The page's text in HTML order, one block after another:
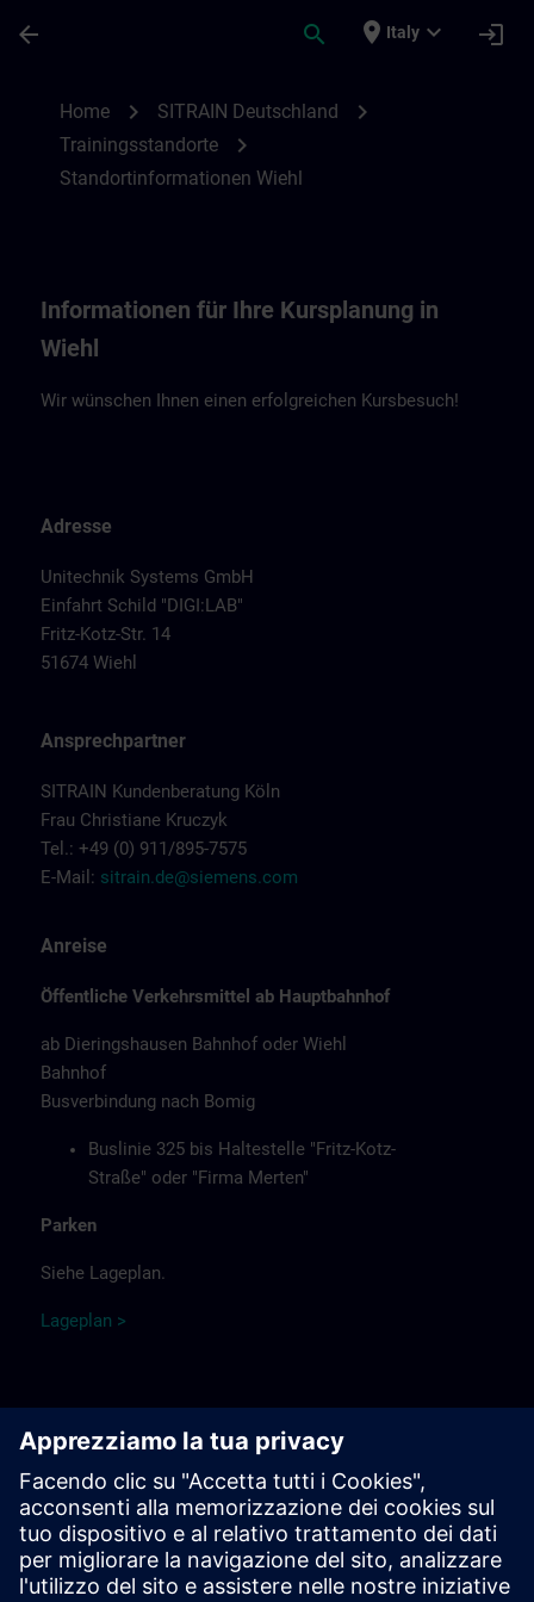
arrow_back search place Italy expand_more login
Home chevron_right SITRAIN Deutschland chevron_right
Trainingsstandorte chevron_right
Standortinformationen Wiehl
Informationen für Ihre Kursplanung in
Wiehl
Wir wünschen Ihnen einen erfolgreichen Kursbesuch!
Adresse
Unitechnik Systems GmbH
Einfahrt Schild "DIGI:LAB"
Fritz-Kotz-Str. 14
51674 Wiehl
Ansprechpartner
SITRAIN Kundenberatung Köln
Frau Christiane Kruczyk
Tel.: +49 (0) 911/895-7575
E-Mail: sitrain.de@siemens.com
Anreise
Öffentliche Verkehrsmittel ab Hauptbahnhof
ab Dieringshausen Bahnhof oder Wiehl
Bahnhof
Busverbindung nach Bomig
Buslinie 325 bis Haltestelle "Fritz-Kotz-
Straße" oder "Firma Merten"
Parken
Siehe Lageplan.
Lagep lan >
Hinweise
Verpflegung
Das Essen, Kaffee, Tee sowie kalte Getränke stehen kostenlos
für Sie bereit.